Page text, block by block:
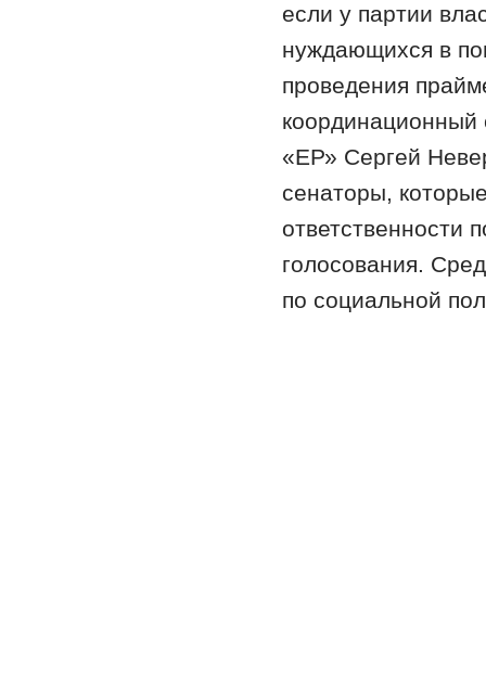
если у партии
нуждающихся в
проведения
координационный
«ЕР» Сергей
сенаторы,
ответственности
голосования.
по социальной